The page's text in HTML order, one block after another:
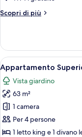
Scopri di più
Altri
Superior
(6)
Apri
tutte
le
foto
per
Appartamento
Superior
8
Appartamento
Vista giardino
63 m²
1 camera
Per 4 persone
1 letto king e 1 divano